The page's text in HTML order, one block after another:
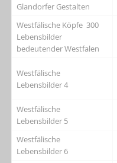
Glandorfer Gestalten
Westfälische Köpfe 300
Lebensbilder
bedeutender Westfalen
Westfälische
Lebensbilder 4
Westfälische
Lebensbilder 5
Westfälische
Lebensbilder 6